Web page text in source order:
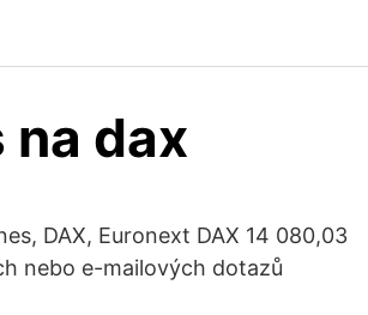
dax
DAX, Euronext DAX 14 080,03
nebo e-mailových dotazů